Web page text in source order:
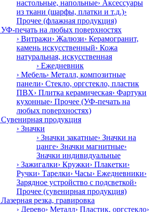
настольные, напольные› Аксессуары
из ткани (шарфы, платки и т.д.)›
Прочее (флажная продукция)
УФ-печать на любых поверхностях
› Витражи› Жалюзи› Керамогранит,
камень искусственный› Кожа
натуральная, искусственная
› Ежедневник
› Мебель› Металл, композитные
панели› Стекло, оргстекло, пластик
ПВХ› Плитка керамическая› Фартуки
кухонные› Прочее (УФ-печать на
любых поверхностях)
Сувенирная продукция
› Значки
› Значки закатные› Значки на
цанге› Значки магнитные›
Значки индивидуальные
› Зажигалки› Кружки› Плакетки›
Ручки› Тарелки› Часы› Ежедневники›
Зарядное устройство с подсветкой›
Прочее (сувенирная продукция)
Лазерная резка, гравировка
› Дерево› Металл› Пластик, оргстекло›